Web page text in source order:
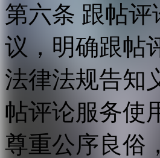
第六条 跟帖
议，明确跟帖
法律法规告知
帖评论服务使
尊重公序良俗